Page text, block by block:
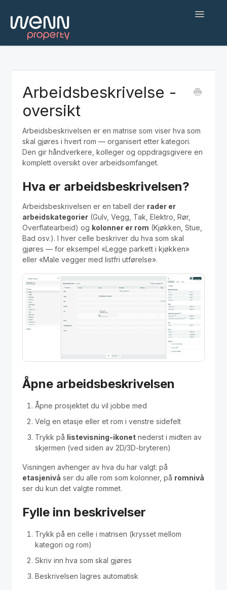
Toggle
Befaringsapp
Hjelp og feilsøking
AI-agenter og integrasjoner
English
Polski
Kontakt / Contact
Arbeidsbeskrivelse -
oversikt
Arbeidsbeskrivelsen er en matrise som viser hva som
skal gjøres i hvert rom — organisert etter kategori.
Den gir håndverkere, kolleger og oppdragsgivere en
komplett oversikt over arbeidsomfanget.
Hva er arbeidsbeskrivelsen?
Arbeidsbeskrivelsen er en tabell der rader er
arbeidskategorier (Gulv, Vegg, Tak, Elektro, Rør,
Overflatearbeid) og kolonner er rom (Kjøkken, Stue,
Bad osv.). I hver celle beskriver du hva som skal
gjøres — for eksempel «Legge parkett i kjøkken»
eller «Male vegger med listfri utførelse».
Åpne arbeidsbeskrivelsen
Åpne prosjektet du vil jobbe med
Velg en etasje eller et rom i venstre sidefelt
Trykk på listevisning-ikonet nederst i midten av
skjermen (ved siden av 2D/3D-bryteren)
Visningen avhenger av hva du har valgt: på
etasjenivå ser du alle rom som kolonner, på romnivå
ser du kun det valgte rommet.
Fylle inn beskrivelser
Trykk på en celle i matrisen (krysset mellom
kategori og rom)
Skriv inn hva som skal gjøres
Beskrivelsen lagres automatisk